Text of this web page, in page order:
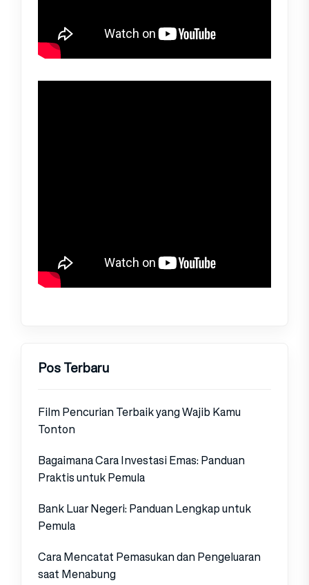
Pos Terbaru
Film Pencurian Terbaik yang Wajib Kamu
Tonton
Bagaimana Cara Investasi Emas: Panduan
Praktis untuk Pemula
Bank Luar Negeri: Panduan Lengkap untuk
Pemula
Cara Mencatat Pemasukan dan Pengeluaran
saat Menabung